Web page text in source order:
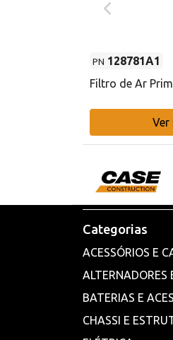
PN 128781A1
Filtro de Ar
Ver
Categorias
ACESSÓRIOS E
ALTERNADORES
BATERIAS E
CHASSI E